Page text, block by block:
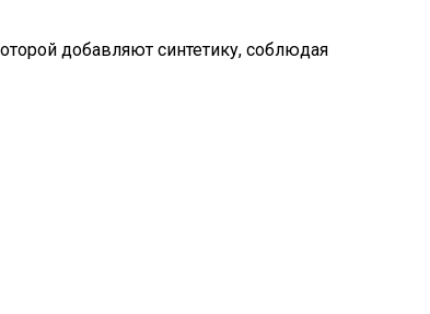
добавляют синтетику, соблюдая